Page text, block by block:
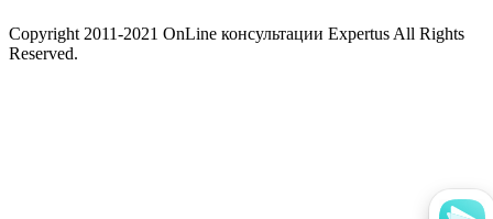
Copyright 2011-2021 OnLine консультации Expertus All Rights
Reserved.